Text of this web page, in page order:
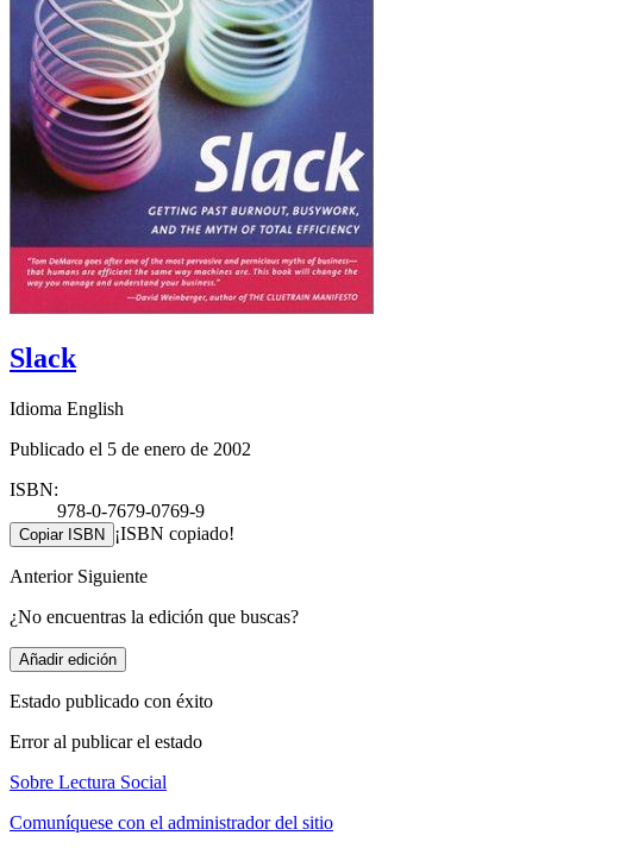
Slack
Idioma English
Publicado el 5 de enero de 2002
ISBN:
978-0-7679-0769-9
Copiar ISBN ¡ISBN copiado!
Anterior Siguiente
¿No encuentras la edición que buscas?
Añadir edición
Estado publicado con éxito
Error al publicar el estado
Sobre Lectura Social
Comuníquese con el administrador del sitio